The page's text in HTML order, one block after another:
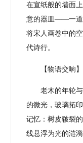
在宣纸般的墙面
意的器皿——一道
将宋人画卷中的
代诗行。
【物语交响】
老木的年轮
的微光，玻璃拓
记忆：树皮皲裂
线悬浮为光的涟